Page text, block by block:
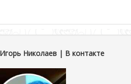
Николаев | В контакте